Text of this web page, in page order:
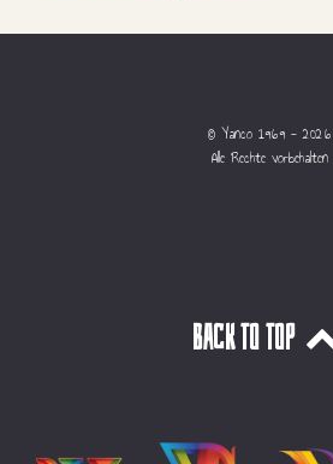
© Yanco 1969 - 2026
Alle Rechte vorbehalten
Back to top